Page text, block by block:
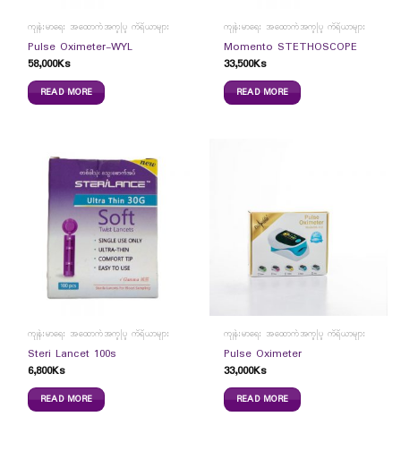
ကျန်းမာရေး အထောက်အကူပြု ကိရိယာများ
Pulse Oximeter-WYL
58,000Ks
READ MORE
ကျန်းမာရေး အထောက်အကူပြု ကိရိယာများ
Momento STETHOSCOPE
33,500Ks
READ MORE
ကျန်းမာရေး အထောက်အကူပြု ကိရိယာများ
Steri Lancet 100s
6,800Ks
READ MORE
ကျန်းမာရေး အထောက်အကူပြု ကိရိယာများ
Pulse Oximeter
33,000Ks
READ MORE